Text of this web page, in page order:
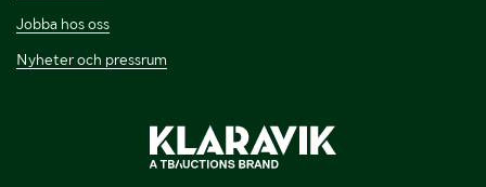
Jobba hos oss
Nyheter och pressrum